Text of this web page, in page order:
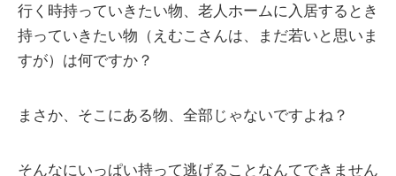
行く時持っていきたい物、老人ホームに入居するとき
持っていきたい物（えむこさんは、まだ若いと思いま
すが）は何ですか？
まさか、そこにある物、全部じゃないですよね？
そんなにいっぱい持って逃げることなんてできません